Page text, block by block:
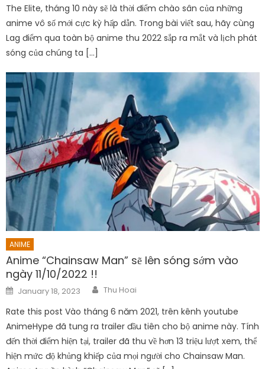
The Elite, tháng 10 này sẽ là thời điểm chào sân của những
anime vô số mới cực kỳ hấp dẫn. Trong bài viết sau, hãy cùng
Lag điểm qua toàn bộ anime thu 2022 sắp ra mắt và lịch phát
sóng của chúng ta […]
ANIME
Anime “Chainsaw Man” sẽ lên sóng sớm vào
ngày 11/10/2022 !!
Posted
on
January 18, 2023 Author
Thu Hoai
Rate this post Vào tháng 6 năm 2021, trên kênh youtube
AnimeHype đã tung ra trailer đầu tiên cho bộ anime này. Tính
đến thời điểm hiện tại, trailer đã thu về hơn 13 triệu lượt xem, thể
hiện mức độ khủng khiếp của mọi người cho Chainsaw Man.